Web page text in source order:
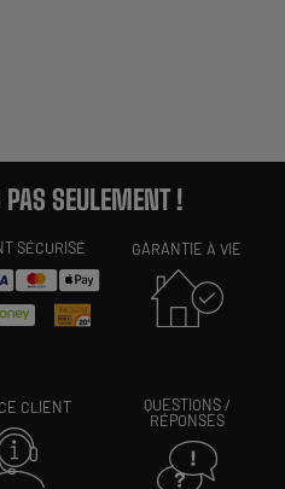
SEULEMENT !
SÉCURISÉ GARANTIE À VIE
CLIENT
QUESTIONS /
RÉPONSES